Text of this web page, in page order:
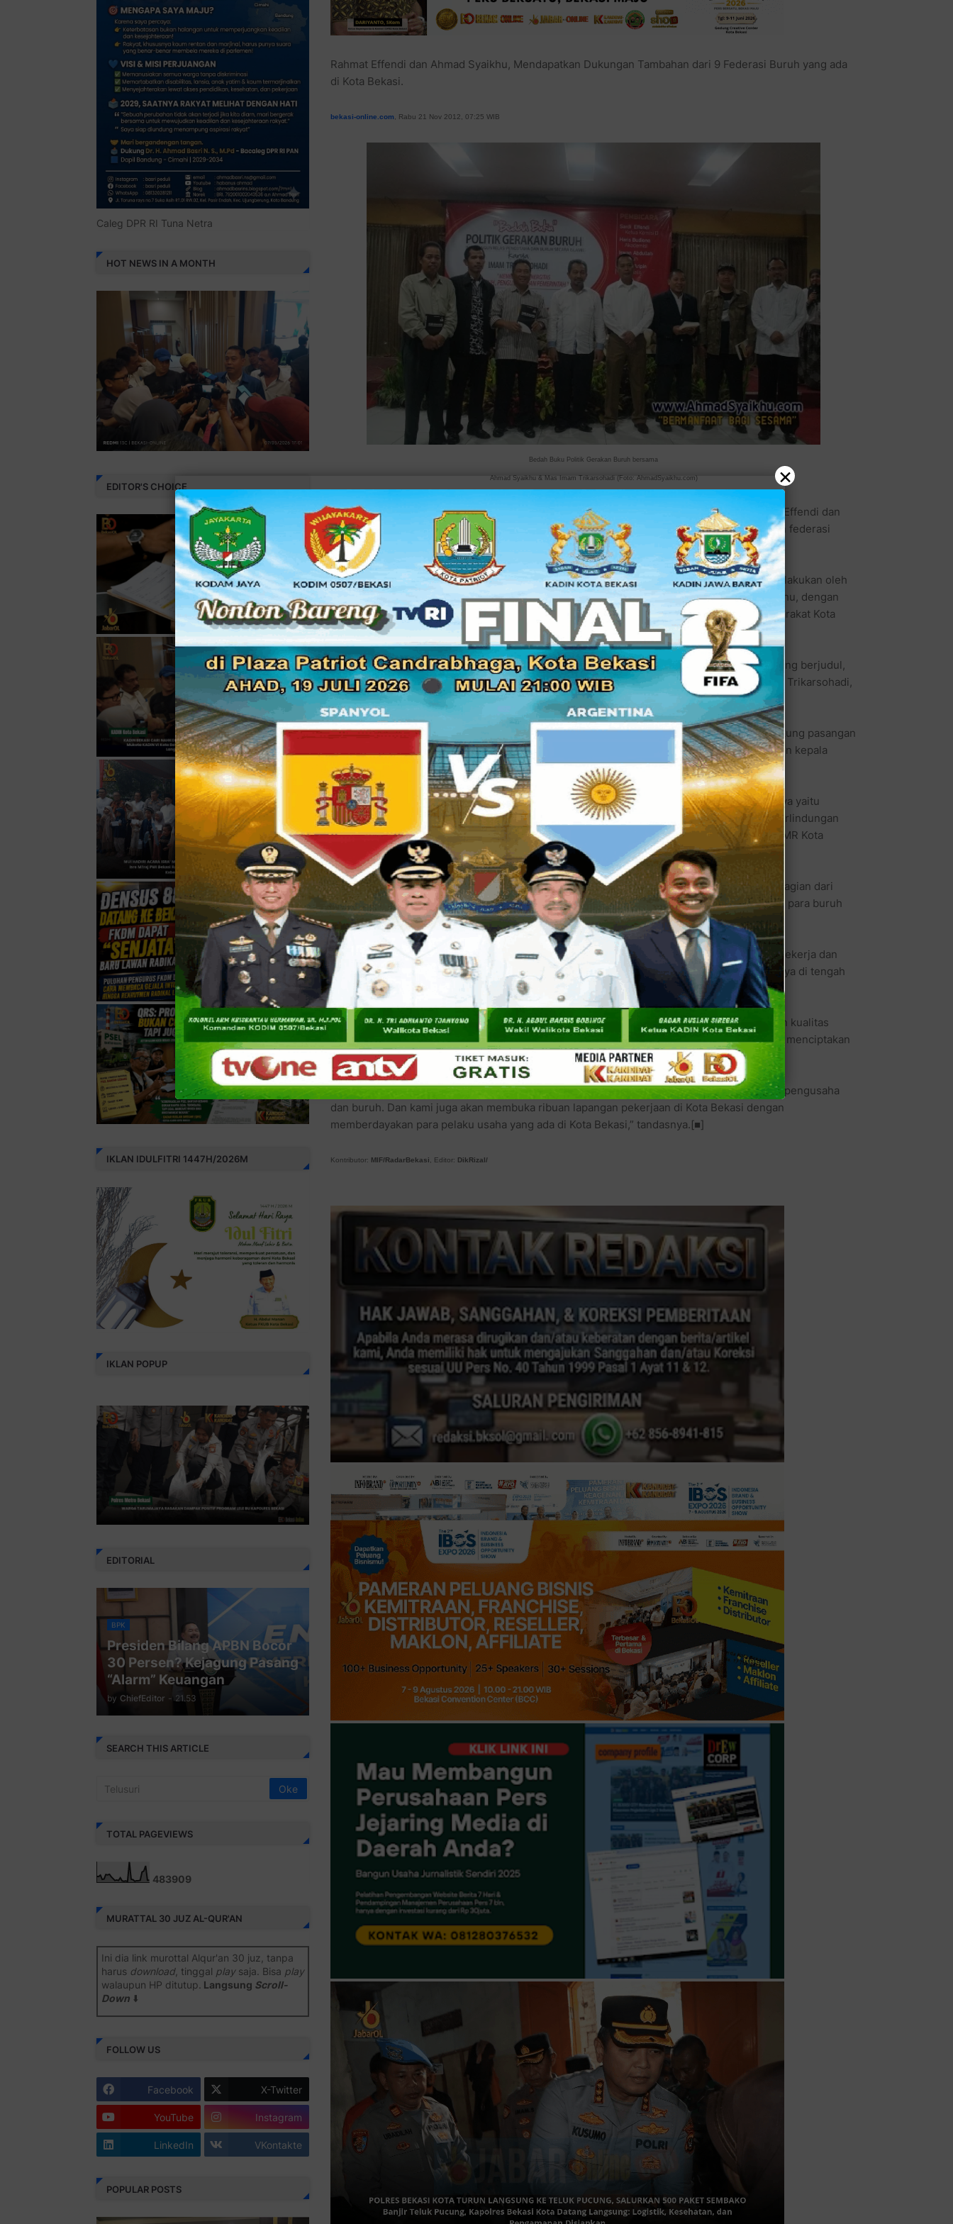
Rahmat Effendi dan Ahmad Syaikhu, Mendapatkan Dukungan Tambahan dari 9 Federasi Buruh yang ada
di Kota Bekasi.
bekasi-online.com , Rabu 21 Nov 2012, 07:25 WIB
Bedah Buku Politik Gerakan Buruh bersama
Ahmad Syaikhu & Mas Imam Trikarsohadi (Foto: AhmadSyaikhu.com)
BEKASI SELATAN, bksOL– Pasangan calon Walikota Bekasi dengan nomor urut 4, Rahmat Effendi dan
Ahmad Syaikhu, mendapatkan dukungan tambahan. Kali ini, dukungan datang dari sembilan federasi
buruh yang ada di Kota Bekasi.
Kontrak politik pun telah disepakati di antara keduanya. Penandatanganan kontrak politik dilakukan oleh
setiap perwakilan serikat buruh, lalu diikuti oleh calon Wakil Wali Kota Bekasi, Ahmad Syaikhu, dengan
disaksikan oleh ketua DPD PKS Kota Bekasi, Chairoman J Putro dan beberapa tokoh masyarakat Kota
Bekasi.
Kegiatan penandatanganan kontrak politik, dilakukan bersama dengan acara bedah buku yang berjudul,
’’Politik gerakan buruh, membangun relasi pengusaha dan buruh secara islami” karya Imam Trikarsohadi,
kemarin, yang dihadiri sekitar 100 perwakilan buruh.
Para buruh tersebut merupakan jaringan dari Partai Keadilan Sejahtera (PKS) yang mendukung pasangan
calon Wali Kota Bekasi nomor urut 4 Pepen-Ahmad Syaikhu (PAS), untuk maju menjadi calon kepala
daerah.
Ada beberapa point yang menjadi kesepakatan antara buruh dan pasangan PAS, di antaranya yaitu
kebijakan pengawasan outsourcing, membuat pertemuan dengan buruh secara berkala, perlindungan
terhadap pekerja di Kota Bekasi, kesehatan gratis dan murah bagi buruh dan menjadikan UMR Kota
Bekasi lebih besar dari pada kabupaten Bekasi.
Calon Wakil Wali Kota Bekasi, Ahmad Syaikhu menuturkan, buruh dan pekerja merupakan bagian dari
warga Kota Bekasi, sehigga sudah selayaknya pemerintah memperhatikan nasib kehidupan para buruh
dan pekerja.
Selain itu, lanjut Syaikhu, Kota Bekasi tumbuh dan berkembang juga dari hasil jerih payah pekerja dan
buruh pabrik. ’’Karenanya buruh dan para pekerja harus diperhatikan kesejahteraan hidupnya di tengah
pertumbuhan Kota Bekasi yang semakin pesat ini,” terangnya.
Dengan sejahteranya para pekerja dan buruh, tambah Syaikhu, akan semakin meningkatkan kualitas
pertumbuhan kota Bekasi. Syaikhu pun berjanji akan menyejahterakan serikat pekerja, dan menciptakan
ribuan wirausaha baru bagi para buruh dan pekerja di Kota Bekasi.
’’Pemerintah harus dapat memasilitasi para buruh dalam membangun kesepahaman antara pengusaha
dan buruh. Dan kami juga akan membuka ribuan lapangan pekerjaan di Kota Bekasi dengan
memberdayakan para pelaku usaha yang ada di Kota Bekasi,” tandasnya.[■]
Kontributor: MIF/RadarBekasi , Editor: DikRizal/
Caleg DPR RI Tuna Netra
HOT NEWS IN A MONTH
EDITOR'S CHOICE
IKLAN IDULFITRI 1447H/2026M
IKLAN POPUP
×
EDITORIAL
BPK
Presiden Bilang APBN Bocor
30 Persen? Kejagung Pasang
“Alarm” Keuangan
by ChiefEditor - 21.53
SEARCH THIS ARTICLE
TOTAL PAGEVIEWS
483909
MURATTAL 30 JUZ AL-QUR'AN
Ini dia link murottal Alqur'an 30 juz, tanpa
harus download, tinggal playsaja. Bisa play
walaupun HP ditutup. Langsung Scroll-
Down⬇️
Juz 1 ⇨http://j.mp/2b8SiNO
Juz 2 ⇨http://j.mp/2b8RJmQ
Juz 3 ⇨http://j.mp/2bFSrtF
Juz 4 ⇨http://j.mp/2b8SXi3
Juz 5 ⇨http://j.mp/2b8RZm3
Juz 6 ⇨http://j.mp/28MBohs
Juz 7 ⇨http://j.mp/2bFRIZC
FOLLOW US
Facebook X-Twitter
YouTube Instagram
LinkedIn VKontakte
POPULAR POSTS